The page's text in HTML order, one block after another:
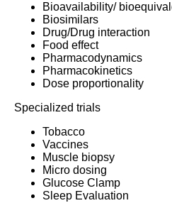
Bioavailability/
Biosimilars
Drug/Drug interaction
Food effect
Pharmacodynamics
Pharmacokinetics
Dose proportionality
Specialized trials
Tobacco
Vaccines
Muscle biopsy
Micro dosing
Glucose Clamp
Sleep Evaluation